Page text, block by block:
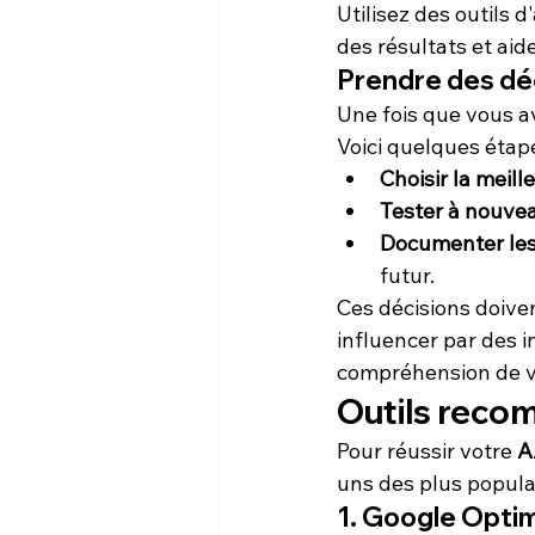
Utilisez des outils
des résultats et
Prendre des
Une fois que vous
Voici quelques
Choisir la
Tester à
Documenter
futur.
Ces décisions
influencer par des
compréhension de
Outils
Pour réussir votre
uns des plus
1. Google